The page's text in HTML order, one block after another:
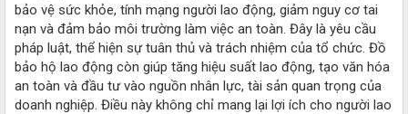
bảo vệ sức khỏe, tính mạng người lao động, giảm nguy cơ tai
nạn và đảm bảo môi trường làm việc an toàn. Đây là yêu cầu
pháp luật, thể hiện sự tuân thủ và trách nhiệm của tổ chức. Đồ
bảo hộ lao động còn giúp tăng hiệu suất lao động, tạo văn hóa
an toàn và đầu tư vào nguồn nhân lực, tài sản quan trọng của
doanh nghiệp. Điều này không chỉ mang lại lợi ích cho người lao